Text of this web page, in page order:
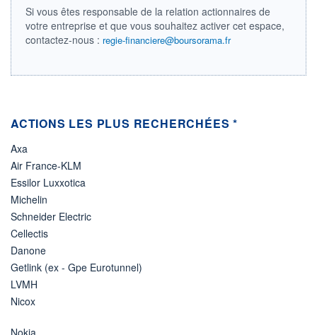
+ PORTEFEUILLE + LISTE
Si vous êtes responsable de la relation actionnaires de
votre entreprise et que vous souhaitez activer cet espace,
contactez-nous : regie-financiere@boursorama.fr
ACTIONS LES PLUS RECHERCHÉES *
Axa
Air France-KLM
Essilor Luxxotica
Michelin
Schneider Electric
Cellectis
Danone
Getlink (ex - Gpe Eurotunnel)
LVMH
Nicox
Nokia